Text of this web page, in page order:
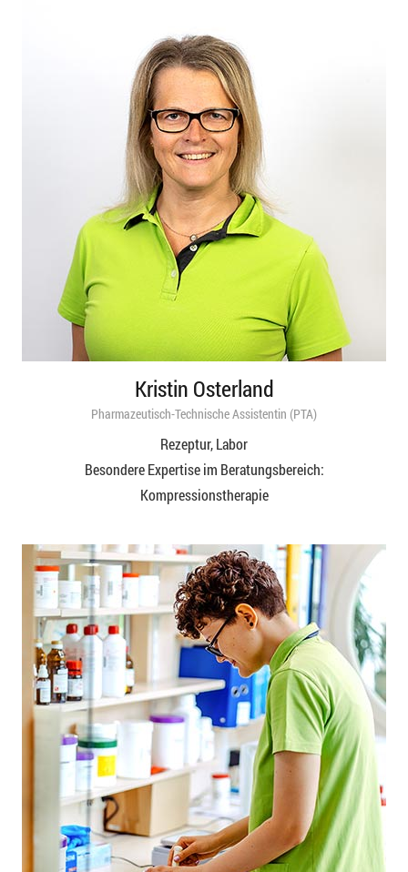
Kristin Osterland
Pharmazeutisch-Technische Assistentin (PTA)
Rezeptur, Labor
Besondere Expertise im Beratungsbereich:
Kompressionstherapie